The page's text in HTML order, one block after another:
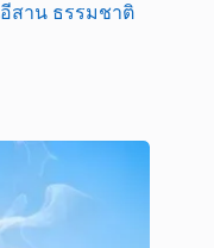
สาน ธรรมชาติ